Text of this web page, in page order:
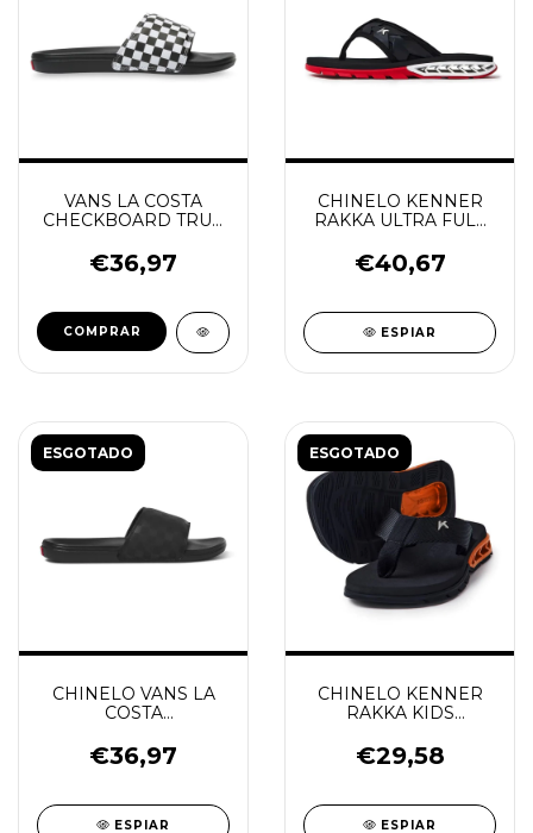
VANS LA COSTA
CHECKBOARD TRUE
€36,97
COMPRAR
CHINELO KENNER
RAKKA ULTRA FULL
VERMELHO/BRANCO/
€40,67
ESPIAR
ESGOTADO
CHINELO VANS LA
COSTA
BLACK
€36,97
ESPIAR
ESGOTADO
CHINELO KENNER
RAKKA KIDS
€29,58
ESPIAR